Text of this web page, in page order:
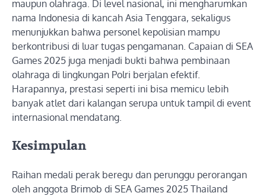
maupun olahraga. Di level nasional, ini mengharumkan
nama Indonesia di kancah Asia Tenggara, sekaligus
menunjukkan bahwa personel kepolisian mampu
berkontribusi di luar tugas pengamanan. Capaian di SEA
Games 2025 juga menjadi bukti bahwa pembinaan
olahraga di lingkungan Polri berjalan efektif.
Harapannya, prestasi seperti ini bisa memicu lebih
banyak atlet dari kalangan serupa untuk tampil di event
internasional mendatang.
Kesimpulan
Raihan medali perak beregu dan perunggu perorangan
oleh anggota Brimob di SEA Games 2025 Thailand